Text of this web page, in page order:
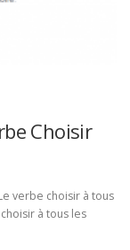
Choisir
verbe choisir à tous
à tous les